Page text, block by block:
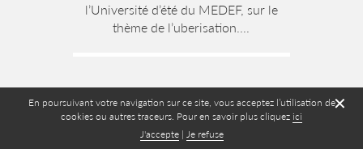
✕
En poursuivant votre navigation sur ce site, vous acceptez l’utilisation de
cookies ou autres traceurs. Pour en savoir plus cliquez ici
J'accepte| Je refuse
l’Université d’été du MEDEF, sur le
thème de l’uberisation....